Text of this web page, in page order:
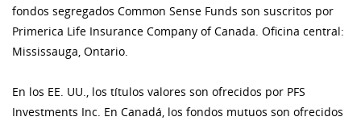
fondos segregados Common Sense Funds son suscritos por
Primerica Life Insurance Company of Canada. Oficina central:
Mississauga, Ontario.
En los EE. UU., los títulos valores son ofrecidos por PFS
Investments Inc. En Canadá, los fondos mutuos son ofrecidos